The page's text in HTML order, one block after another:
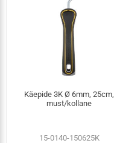
Käepide 3K Ø 6mm, 25cm,
must/kollane
15-0140-150625K